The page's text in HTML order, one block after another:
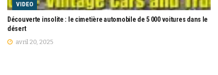
VIDEO
Découverte insolite : le cimetière automobile de 5 000 voitures dans le
désert
avril 20, 2025